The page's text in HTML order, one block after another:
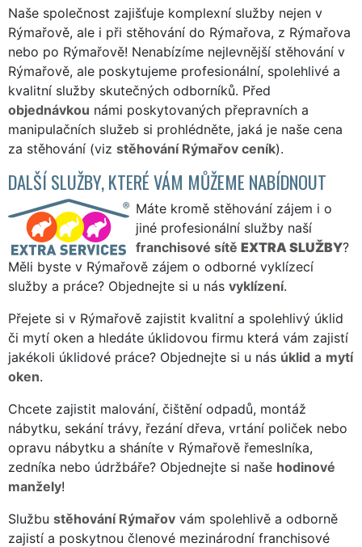
Naše společnost zajišťuje komplexní služby nejen v
Rýmařově, ale i při stěhování do Rýmařova, z Rýmařova
nebo po Rýmařově! Nenabízíme nejlevnější stěhování v
Rýmařově, ale poskytujeme profesionální, spolehlivé a
kvalitní služby skutečných odborníků. Před
objednávkou námi poskytovaných přepravních a
manipulačních služeb si prohlédněte, jaká je naše cena
za stěhování (viz stěhování Rýmařov ceník).
DALŠÍ SLUŽBY, KTERÉ VÁM MŮŽEME NABÍDNOUT
Máte kromě stěhování zájem i o
jiné profesionální služby naší
franchisové sítě EXTRA SLUŽBY?
Měli byste v Rýmařově zájem o odborné vyklízecí
služby a práce? Objednejte si u nás vyklízení.
Přejete si v Rýmařově zajistit kvalitní a spolehlivý úklid
či mytí oken a hledáte úklidovou firmu která vám zajistí
jakékoli úklidové práce? Objednejte si u nás úklid a mytí
oken.
Chcete zajistit malování, čištění odpadů, montáž
nábytku, sekání trávy, řezání dřeva, vrtání poliček nebo
opravu nábytku a sháníte v Rýmařově řemeslníka,
zedníka nebo údržbáře? Objednejte si naše hodinové
manžely!
Službu stěhování Rýmařov vám spolehlivě a odborně
zajistí a poskytnou členové mezinárodní franchisové